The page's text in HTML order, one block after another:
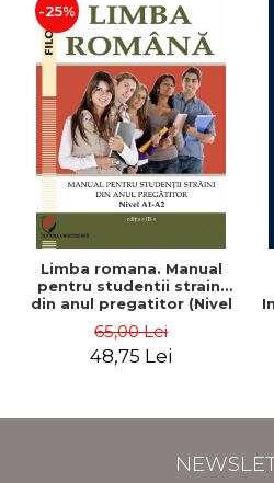
-25%
Limba romana. Manual
pentru studentii straini
din anul pregatitor (Nivel
65,00 Lei
48,75 Lei